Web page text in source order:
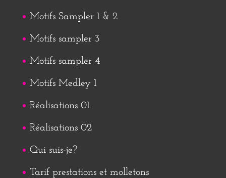
Motifs Sampler 1 & 2
Motifs sampler 3
Motifs sampler 4
Motifs Medley 1
Réalisations 01
Réalisations 02
Qui suis-je?
Tarif prestations et molletons